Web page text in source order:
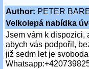
Author: PETER
Velkolepá nabídka
Jsem vám k dispozici,
abych vás podpořil,
již sedm let je